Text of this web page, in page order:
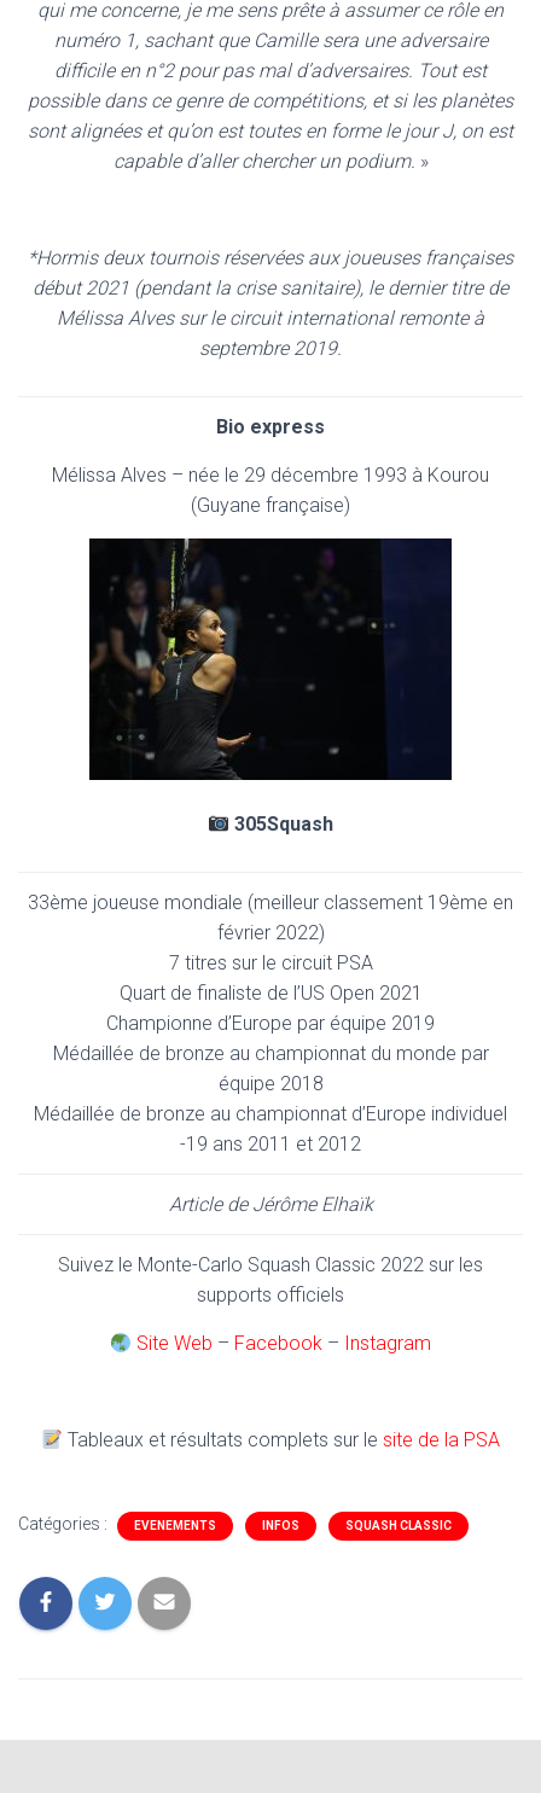
qui me concerne, je me sens prête à assumer ce rôle en
numéro 1, sachant que Camille sera une adversaire
difficile en n°2 pour pas mal d’adversaires. Tout est
possible dans ce genre de compétitions, et si les planètes
sont alignées et qu’on est toutes en forme le jour J, on est
capable d’aller chercher un podium. »
*Hormis deux tournois réservées aux joueuses françaises
début 2021 (pendant la crise sanitaire), le dernier titre de
Mélissa Alves sur le circuit international remonte à
septembre 2019.
Bio express
Mélissa Alves – née le 29 décembre 1993 à Kourou
(Guyane française)
305Squash
33ème joueuse mondiale (meilleur classement 19ème en
février 2022)
7 titres sur le circuit PSA
Quart de finaliste de l’US Open 2021
Championne d’Europe par équipe 2019
Médaillée de bronze au championnat du monde par
équipe 2018
Médaillée de bronze au championnat d’Europe individuel
-19 ans 2011 et 2012
Article de Jérôme Elhaïk
Suivez le Monte-Carlo Squash Classic 2022 sur les
supports officiels
Site Web – Facebook – Instagram
Tableaux et résultats complets sur lesite de la PSA
Catégories : EVENEMENTS INFOS SQUASH CLASSIC